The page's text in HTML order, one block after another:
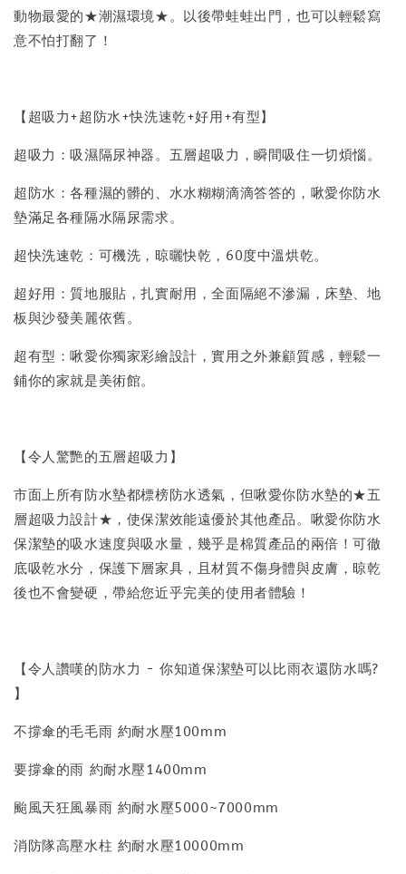
動物最愛的★潮濕環境★。以後帶蛙蛙出門，也可以輕鬆寫
意不怕打翻了！
【超吸力+超防水+快洗速乾+好用+有型】
超吸力：吸濕隔尿神器。五層超吸力，瞬間吸住一切煩惱。
超防水：各種濕的髒的、水水糊糊滴滴答答的，啾愛你防水
墊滿足各種隔水隔尿需求。
超快洗速乾：可機洗，晾曬快乾，60度中溫烘乾。
超好用：質地服貼，扎實耐用，全面隔絕不滲漏，床墊、地
板與沙發美麗依舊。
超有型：啾愛你獨家彩繪設計，實用之外兼顧質感，輕鬆一
鋪你的家就是美術館。
【令人驚艷的五層超吸力】
市面上所有防水墊都標榜防水透氣，但啾愛你防水墊的★五
層超吸力設計★，使保潔效能遠優於其他產品。啾愛你防水
保潔墊的吸水速度與吸水量，幾乎是棉質產品的兩倍！可徹
底吸乾水分，保護下層家具，且材質不傷身體與皮膚，晾乾
後也不會變硬，帶給您近乎完美的使用者體驗！
【令人讚嘆的防水力 - 你知道保潔墊可以比雨衣還防水嗎?
】
不撐傘的毛毛雨 約耐水壓100mm
要撐傘的雨 約耐水壓1400mm
颱風天狂風暴雨 約耐水壓5000~7000mm
消防隊高壓水柱 約耐水壓10000mm